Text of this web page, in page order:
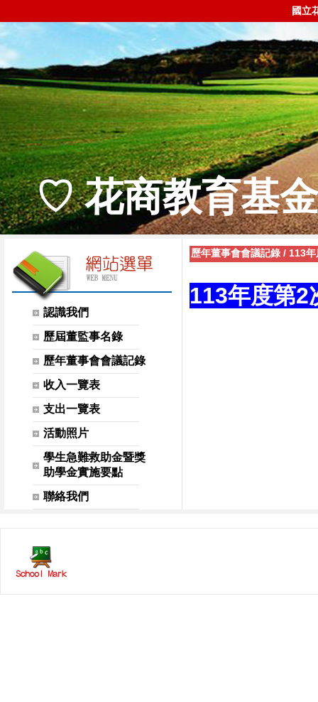
國立
♡ 花商教育基
認識我們
歷屆董監事名錄
歷年董事會會議記錄
收入一覽表
支出一覽表
活動照片
學生急難救助金暨獎
助學金實施要點
聯絡我們
歷年董事會會議記錄 / 113
113年度第2